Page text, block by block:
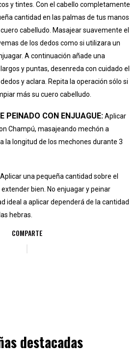
y tintes. Con el cabello completamente
cantidad en las palmas de tus manos
cabelludo. Masajear suavemente el
de los dedos como si utilizara un
A continuación añade una
y puntas, desenreda con cuidado el
y aclara. Repita la operación sólo si
más su cuero cabelludo.
PEINADO CON ENJUAGUE:Aplicar
Champú, masajeando mechón a
la longitud de los mechones durante 3
una pequeña cantidad sobre el
bien. No enjuagar y peinar
ideal a aplicar dependerá de la cantidad
hebras.
COMPARTE
destacadas